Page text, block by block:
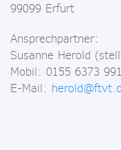
99099 Erfurt
Ansprechpartner:
Susanne Herold
Mobil: 0155 6373
E-Mail: